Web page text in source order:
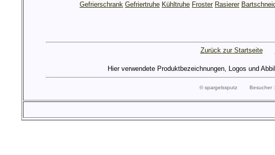
Gefrierschrank Gefriertruhe Kühltruhe Froster Rasierer
Zurück zur Startseite
Hier verwendete Produktbezeichnungen, Logos und
© spargelssputz Besucher